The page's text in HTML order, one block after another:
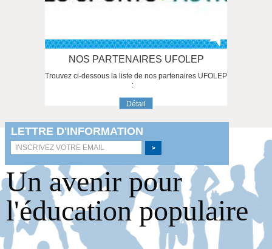
NOS PARTENAIRES UFOLEP
Trouvez ci-dessous la liste de nos partenaires UFOLEP
:
Détail
Un avenir pour
l'éducation populaire